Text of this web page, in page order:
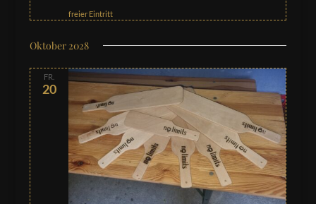
freier Eintritt
Oktober 2028
FR.
20